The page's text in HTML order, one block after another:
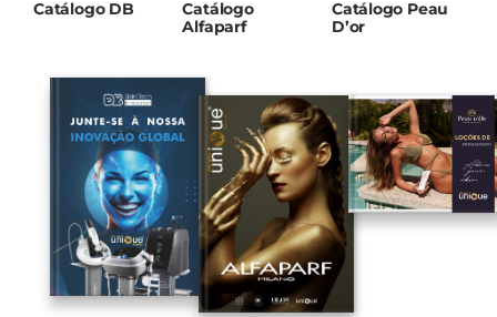
Catálogo DB
Catálogo
Alfaparf
Catálogo Peau
D’or